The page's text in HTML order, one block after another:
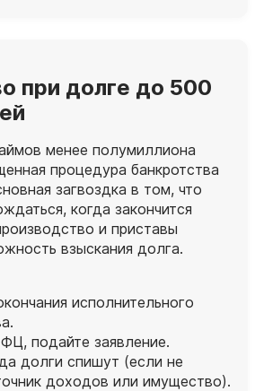
при долге до 500
менее полумиллиона
процедура банкротства
загвоздка в том, что
когда закончится
и приставы
взыскания долга.
исполнительного
подайте заявление.
долги спишут (если не
доходов или имущество).